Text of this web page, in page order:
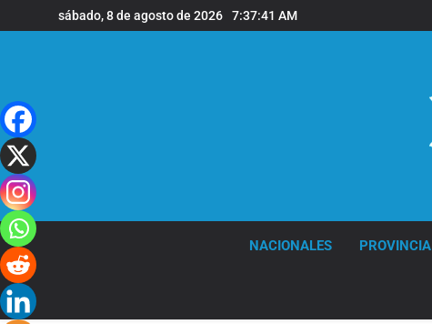
al
sábado, 8 de agosto de 2026 7:37:42 AM
NACIONALES PROVINCIA